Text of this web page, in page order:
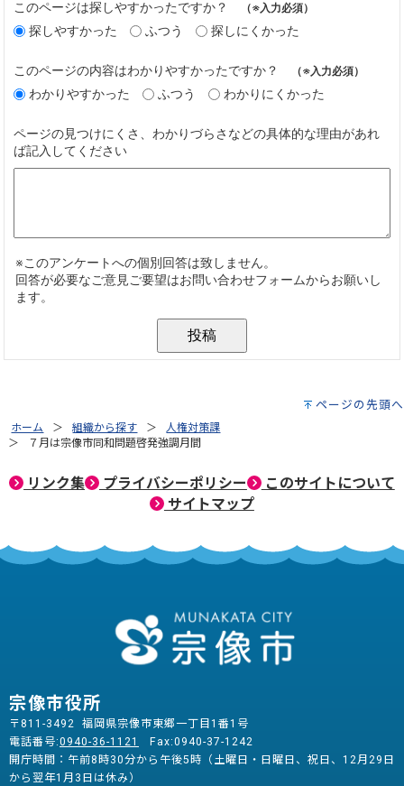
ページの先頭へ
ホーム 組織から探す
人権対策課
７月は宗像市同和問題啓発強調月間
リンク集 プライバシーポリシー
このサイトについて
サイトマップ
宗像市役所
〒811-3492 福岡県宗像市東郷一丁目1番1号
電話番号:0940-36-1121
Fax:0940-37-1242
開庁時間：午前8時30分から午後5時（土曜日・日曜日、祝日、12月29日
から翌年1月3日は休み）